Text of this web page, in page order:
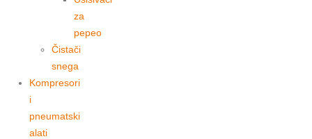
za
pepeo
Čistači
snega
Kompresori
i
pneumatski
alati